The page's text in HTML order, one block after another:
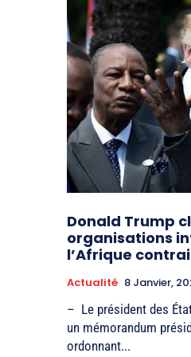
Donald Trump
organisations
l’Afrique
Actualité 8 Janvier,
– Le président des
un mémorandum
ordonnant...